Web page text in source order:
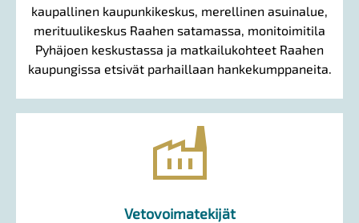
kaupallinen kaupunkikeskus, merellinen asuinalue,
merituulikeskus Raahen satamassa, monitoimitila
Pyhäjoen keskustassa ja matkailukohteet Raahen
kaupungissa etsivät parhaillaan hankekumppaneita.
factory
Vetovoimatekijät